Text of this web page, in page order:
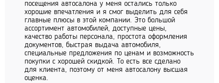
посещения автосалона у меня остались только
хорошие впечатления и я смог выделить для себя
главные плюсы в этой компании. Это большой
ассортимент автомобилей, доступные цены,
качество работы персонала, простота оформления
документов, быстрая выдача автомобиля,
специальные предложения по ценам и возможность
покупки с хорошей скидкой. То есть все сделано
для клиента, поэтому от меня автосалону высшая
оценка.